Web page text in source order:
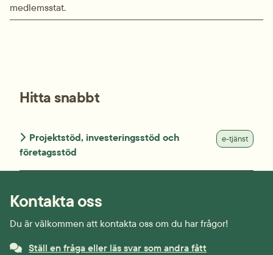
medlemsstat.
Hitta snabbt
Projektstöd, investeringsstöd och
företagsstöd
e-tjänst
Kontakta oss
Du är välkommen att kontakta oss om du har frågor!
Ställ en fråga eller läs svar som andra fått